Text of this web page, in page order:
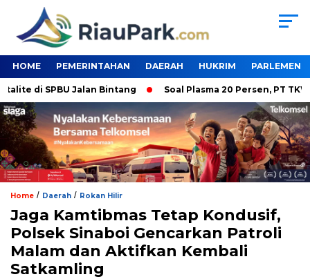
HOME PEMERINTAHAN DAERAH HUKRIM PARLEMEN
di SPBU Jalan Bintang Soal Plasma 20 Persen, PT TKWL
Home / Daerah / Rokan Hilir
Jaga Kamtibmas Tetap Kondusif,
Polsek Sinaboi Gencarkan Patroli
Malam dan Aktifkan Kembali
Satkamling